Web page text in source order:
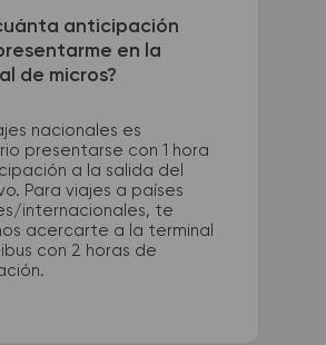
anticipación
en la
de micros?
nacionales es
presentarse con 1 hora
a la salida del
Para viajes a países
internacionales, te
acercarte a la terminal
con 2 horas de